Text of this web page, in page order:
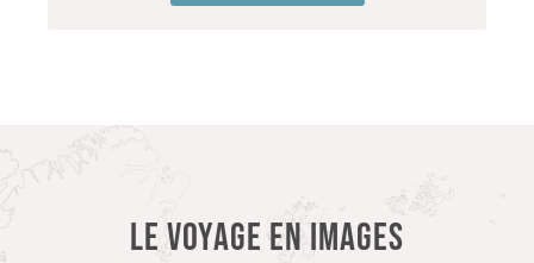
LE VOYAGE EN IMAGES